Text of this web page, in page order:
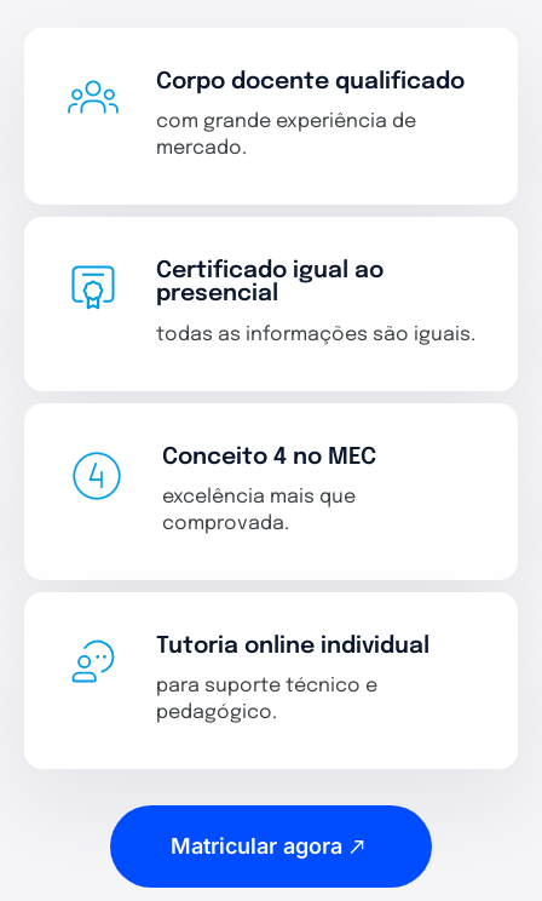
Corpo docente qualificado
com grande experiência de
mercado.
Certificado igual ao
presencial
todas as informações são iguais.
Conceito 4 no MEC
excelência mais que
comprovada.
Tutoria online individual
para suporte técnico e
pedagógico.
Matricular agora